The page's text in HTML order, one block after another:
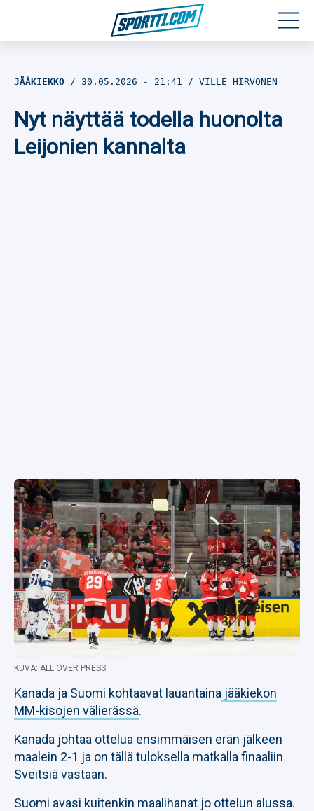
Jalkapallo
JÄÄKIEKKO 30.05.2026 - 21:41 VILLE HIRVONEN
Nyt näyttää todella huonolta
Leijonien kannalta
KUVA: ALL OVER PRESS
Kanada ja Suomi kohtaavat lauantaina jääkiekon
MM-kisojen välierässä.
Kanada johtaa ottelua ensimmäisen erän jälkeen
maalein 2-1 ja on tällä tuloksella matkalla finaaliin
Sveitsiä vastaan.
Suomi avasi kuitenkin maalihanat jo ottelun alussa.